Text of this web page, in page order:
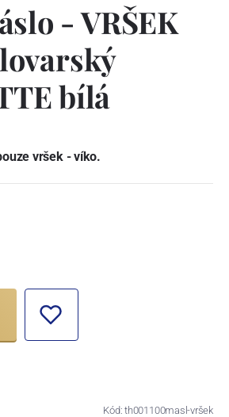
- VRŠEK
bílá
vršek - víko.
Kód: th001100masl-vršek